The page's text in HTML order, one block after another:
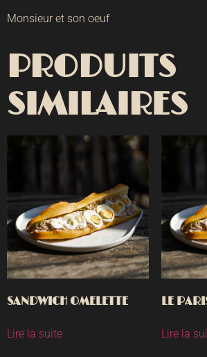
Monsieur et son oeuf
PRODUITS
SIMILAIRES
SANDWICH OMELETTE
Lire la suite
LE
Lire la